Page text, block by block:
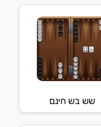
שש בש חינם